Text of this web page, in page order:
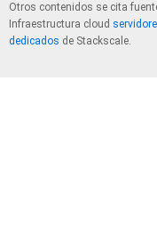
Otros contenidos se cita
Infraestructura cloud
dedicados de Stackscale.